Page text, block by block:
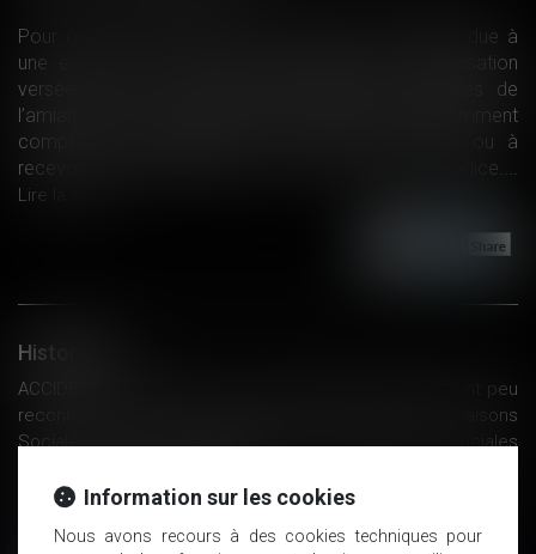
Pour que la réparation de la victime d’une maladie due à
une exposition à l’amiante soit intégrale, l’indemnisation
versée par le Fonds d’indemnisation des victimes de
l’amiante (FIVA) doit résulter d’un calcul tenant notamment
compte des indemnités de toute nature reçues ou à
recevoir d’autres débiteur du chef du même préjudice....
Lire la suite
Historique
ACCIDENTS DU TRAVAIL - Les cancers liés au travail sont peu
reconnus au titre des maladies professionnelles - Liaisons
Sociales Quotidien, 09/03/2018 - WK-RH, actualités sociales
Jeunes entreprises innovantes : c'est à l'URSSAF de prouver
n'ouvre pas droit à l'exonération de cotisations
Information sur les cookies
Nous avons recours à des cookies techniques pour